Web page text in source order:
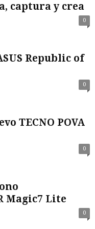
captura y crea
0
Republic of
0
TECNO POVA
0
Magic7 Lite
0